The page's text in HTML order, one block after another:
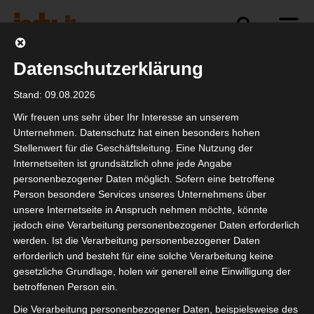
Newsletter
Trage hier Deine Email-Adresse ein, um
den isdv-Newsletter zu erhalten:
Datenschutzerklärung
Stand: 09.08.2026
Wir freuen uns sehr über Ihr Interesse an unserem
Unternehmen. Datenschutz hat einen besonders hohen
Stellenwert für die Geschäftsleitung. Eine Nutzung der
Internetseiten ist grundsätzlich ohne jede Angabe
personenbezogener Daten möglich. Sofern eine betroffene
Person besondere Services unseres Unternehmens über
unsere Internetseite in Anspruch nehmen möchte, könnte
jedoch eine Verarbeitung personenbezogener Daten erforderlich
werden. Ist die Verarbeitung personenbezogener Daten
erforderlich und besteht für eine solche Verarbeitung keine
gesetzliche Grundlage, holen wir generell eine Einwilligung der
betroffenen Person ein.
Die Verarbeitung personenbezogener Daten, beispielsweise des